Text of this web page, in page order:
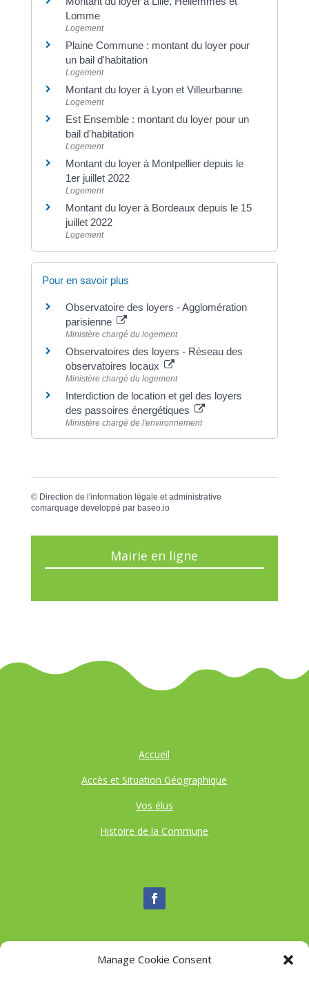
Manage Cookie Consent
Lomme
Logement
Plaine Commune : montant du loyer pour
un bail d'habitation
Logement
Montant du loyer à Lyon et Villeurbanne
Logement
Est Ensemble : montant du loyer pour un
bail d'habitation
Logement
Montant du loyer à Montpellier depuis le
1er juillet 2022
Logement
Montant du loyer à Bordeaux depuis le 15
juillet 2022
Logement
Pour en savoir plus
Observatoire des loyers - Agglomération
parisienne
Ministère chargé du logement
Observatoires des loyers - Réseau des
observatoires locaux
Ministère chargé du logement
Interdiction de location et gel des loyers
des passoires énergétiques
Ministère chargé de l'environnement
© Direction de l'information légale et administrative
comarquage developpé par baseo.io
Mairie en ligne
Accueil
Accès et Situation Géographique
Vos élus
Histoire de la Commune
Nous contacter